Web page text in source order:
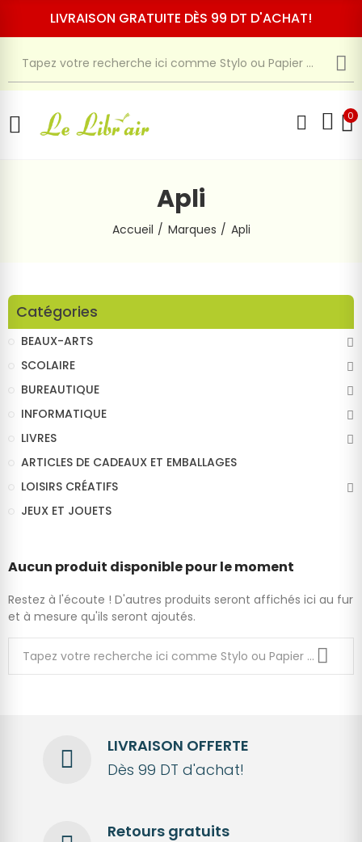
LIVRAISON GRATUITE DÈS 99 DT D'ACHAT!
0
Apli
Accueil Marques Apli
Aucun produit disponible pour le moment
Restez à l'écoute ! D'autres produits seront affichés ici au fur
et à mesure qu'ils seront ajoutés.
Catégories
BEAUX-ARTS
SCOLAIRE
BUREAUTIQUE
INFORMATIQUE
LIVRES
ARTICLES DE CADEAUX ET EMBALLAGES
LOISIRS CRÉATIFS
JEUX ET JOUETS
LIVRAISON OFFERTE
Dès 99 DT d'achat!
Retours gratuits